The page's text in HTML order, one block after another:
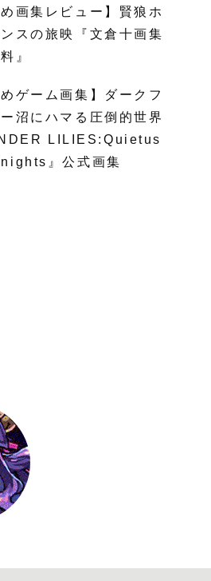
め画集レビュー】賢狼ホ
スの旅映『文倉十画集
』
めゲーム画集】ダークフ
沼にハマる圧倒的世界
LILIES:Quietus
』公式画集